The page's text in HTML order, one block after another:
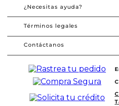
¿Necesitas ayuda?
Términos legales
Contáctanos